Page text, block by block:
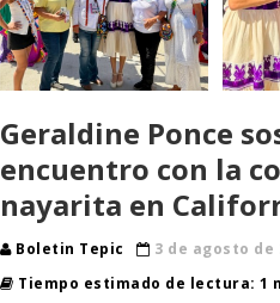
Geraldine Ponce
encuentro con la
nayarita en
Boletin Tepic
3 de agosto de
Tiempo estimado de lectura: 1